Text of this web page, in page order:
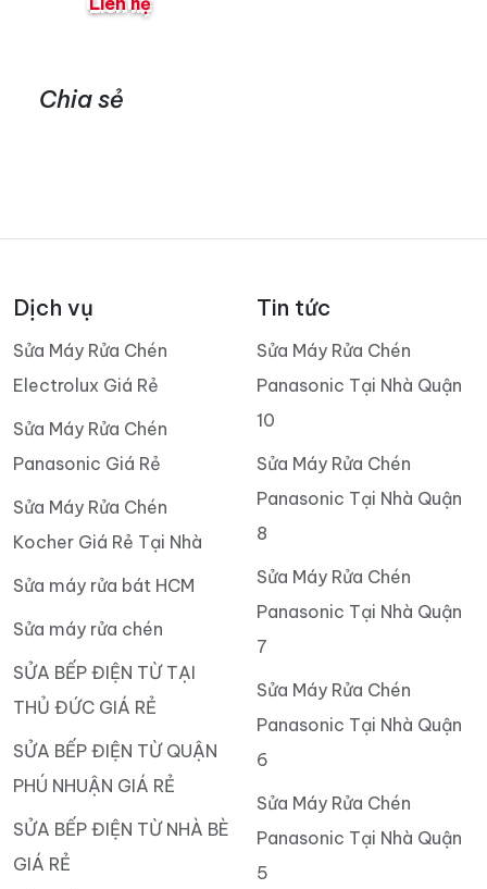
Chia sẻ
Dịch vụ
Sửa Máy Rửa Chén
Electrolux Giá Rẻ
Sửa Máy Rửa Chén
Panasonic Giá Rẻ
Sửa Máy Rửa Chén
Kocher Giá Rẻ Tại Nhà
Sửa máy rửa bát HCM
Sửa máy rửa chén
SỬA BẾP ĐIỆN TỪ TẠI
THỦ ĐỨC GIÁ RẺ
SỬA BẾP ĐIỆN TỪ QUẬN
PHÚ NHUẬN GIÁ RẺ
SỬA BẾP ĐIỆN TỪ NHÀ BÈ
GIÁ RẺ
Tin tức
Sửa Máy Rửa Chén
Panasonic Tại Nhà Quận
10
Sửa Máy Rửa Chén
Panasonic Tại Nhà Quận
8
Sửa Máy Rửa Chén
Panasonic Tại Nhà Quận
7
Sửa Máy Rửa Chén
Panasonic Tại Nhà Quận
6
Sửa Máy Rửa Chén
Panasonic Tại Nhà Quận
5